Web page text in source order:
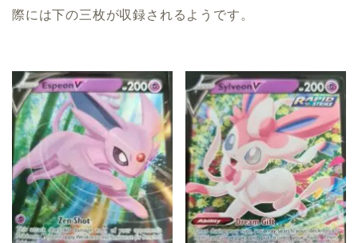
際には下の三枚が収録されるようです。